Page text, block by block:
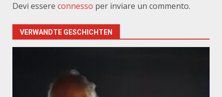
Devi essere connesso per inviare un commento.
VERWANDTE GESCHICHTEN